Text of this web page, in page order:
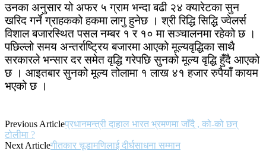
उनका अनुसार यो अफर ५ ग्राम भन्दा बढी २४ क्यारेटका सुन
खरिद गर्ने ग्राहकको हकमा लागु हुनेछ । श्री रिद्धि सिद्धि ज्वेलर्स
विशाल बजारस्थित पसल नम्बर १ र १० मा सञ्चालनमा रहेको छ ।
पछिल्लो समय अन्तर्राष्ट्रिय बजारमा आएको मूल्यवृद्धिका साथै
सरकारले भन्सार दर समेत वृद्धि गरेपछि सुनको मूल्य वृद्धि हुँदै आएको
छ । आइतबार सुनको मूल्य तोलामा १ लाख ४१ हजार रुपैयाँ कायम
भएको छ ।
Previous Articleप्रधानमन्त्री दाहाल भारत भ्रमणमा जाँदै , को-को छन्
टोलीमा ?
Next Articleगीतकार चूडामणिलाई दीर्घसाधना सम्मान